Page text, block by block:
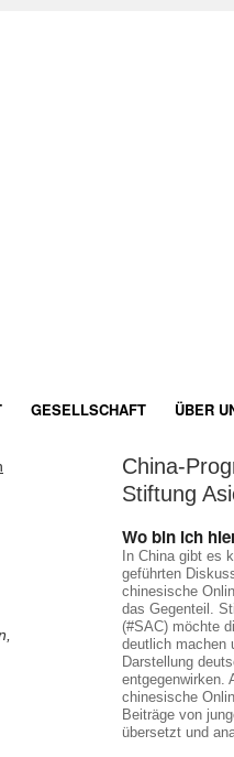
GESELLSCHAFT ÜBER
China-
Stiftung
Wo bin ich
In China gibt es
geführten
chinesische
das Gegenteil.
(#SAC) möchte
deutlich machen
Darstellung
entgegenwirken.
chinesische
Beiträge von
übersetzt und